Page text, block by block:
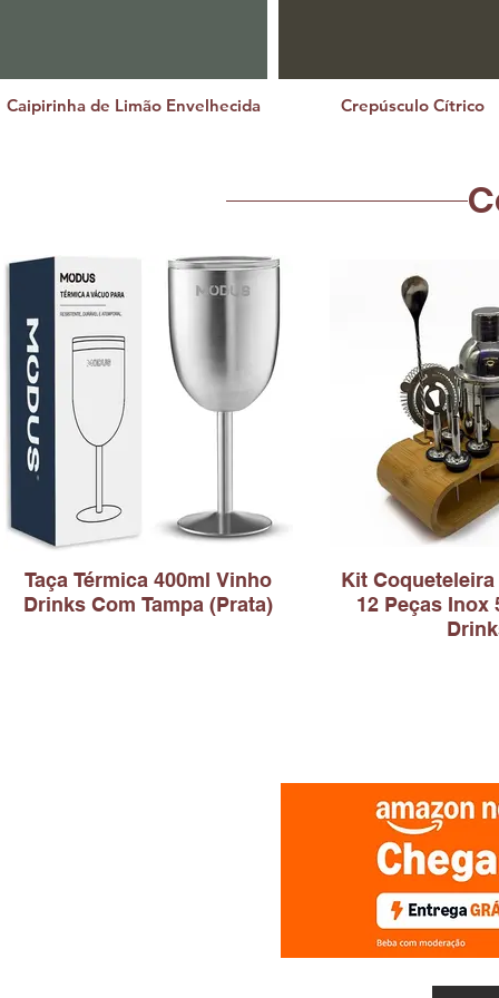
Caipirinha de Limão Envelhecida Crepúsculo Cítrico
Taça Térmica 400ml Vinho
Drinks Com Tampa (Prata)
Kit
12 Peças Inox